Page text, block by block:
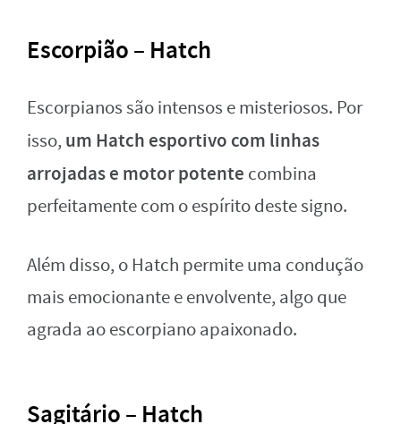
Escorpião – Hatch
Escorpianos são intensos e misteriosos. Por
isso, um Hatch esportivo com linhas
arrojadas e motor potente combina
perfeitamente com o espírito deste signo.
Além disso, o Hatch permite uma condução
mais emocionante e envolvente, algo que
agrada ao escorpiano apaixonado.
Sagitário – Hatch